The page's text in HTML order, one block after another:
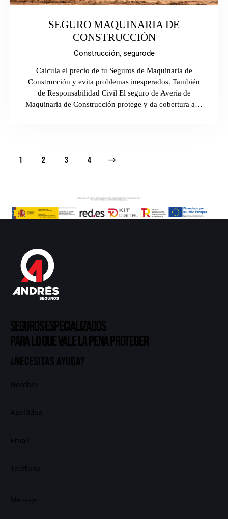
SEGURO MAQUINARIA DE
CONSTRUCCIÓN
Construcción, segurode
Calcula el precio de tu Seguros de Maquinaria de
Construcción y evita problemas inesperados. También
de Responsabilidad Civil El seguro de Avería de
Maquinaria de Construcción protege y da cobertura a…
1 2 3 4
Seguros especializados
para lo que vale la pena proteger
¿Necesitas ayuda?